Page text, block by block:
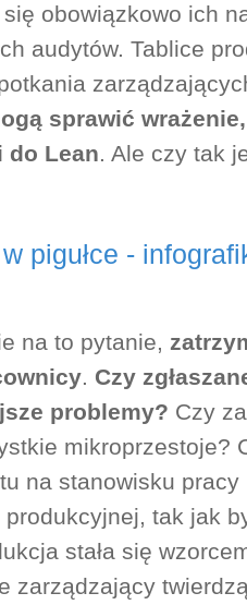
obowiązkowo ich
audytów. Tablice
sprawić wrażenie,
do Lean. Ale czy tak
pigułce -
na to pytanie,
. Czy
problemy? Czy
mikroprzestoje?
na stanowisku pracy
tak jak
stała się
zarządzający